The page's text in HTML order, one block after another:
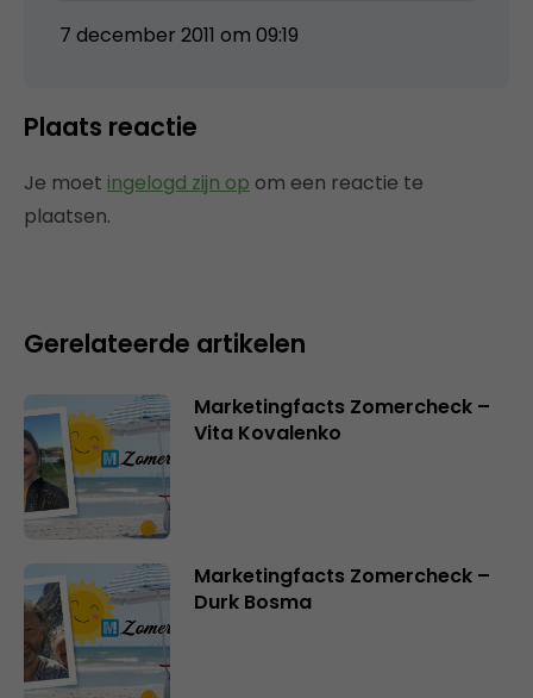
7 december 2011 om 09:19
Plaats reactie
Je moet ingelogd zijn op om een reactie te
plaatsen.
Gerelateerde artikelen
Marketingfacts Zomercheck –
Vita Kovalenko
Marketingfacts Zomercheck –
Durk Bosma